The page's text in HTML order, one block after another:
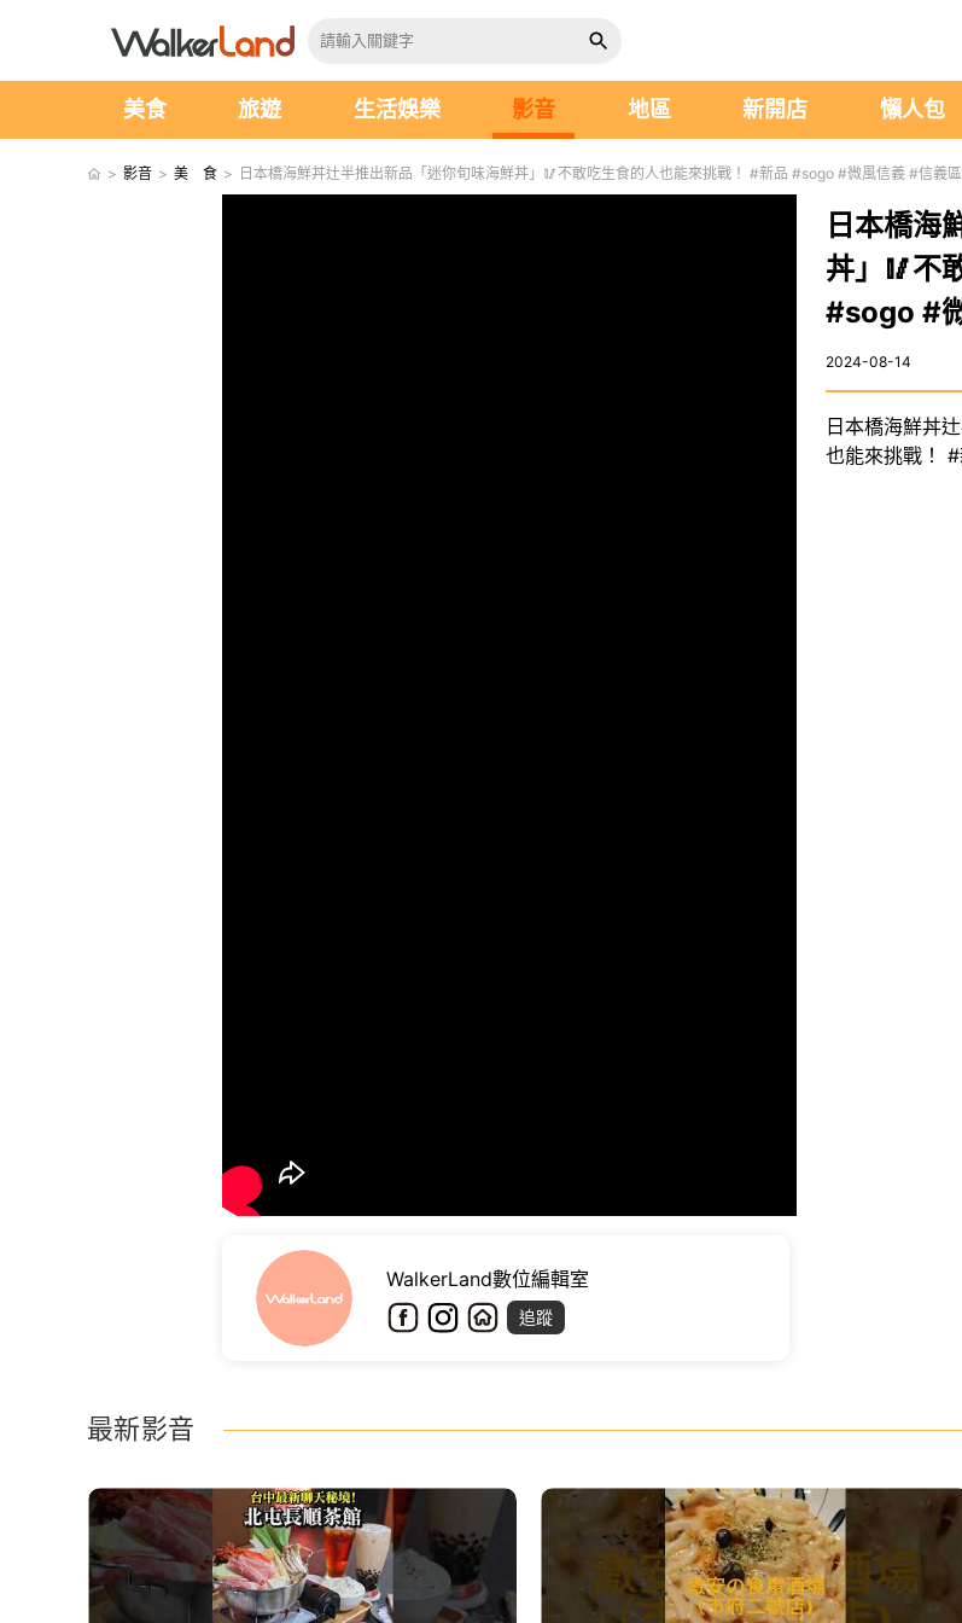
美食 旅遊 生活娛樂 影音 地區 新開店 懶人包
> 影音 > 美 食 > 日本橋海鮮丼辻半推出新品「迷你旬味海鮮丼」🥢不敢吃生食的人也能來挑戰！ #新品 #sogo #微風信義 #信義
日本橋海
丼」🥢不
#sogo #
2024-08-14
日本橋海鮮丼
也能來挑戰！
WalkerLand數位編輯室
追蹤
最新影音